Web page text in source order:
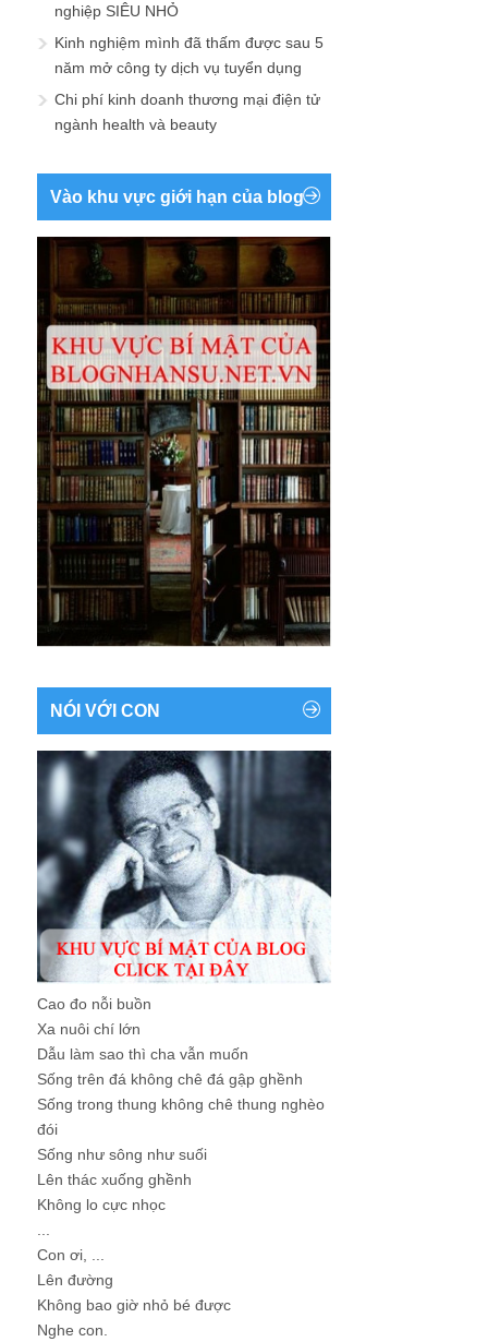
nghiệp SIÊU NHỎ
Kinh nghiệm mình đã thấm được sau 5
năm mở công ty dịch vụ tuyển dụng
Chi phí kinh doanh thương mại điện tử
ngành health và beauty
Vào khu vực giới hạn của blog
NÓI VỚI CON
Cao đo nỗi buồn
Xa nuôi chí lớn
Dẫu làm sao thì cha vẫn muốn
Sống trên đá không chê đá gập ghềnh
Sống trong thung không chê thung nghèo
đói
Sống như sông như suối
Lên thác xuống ghềnh
Không lo cực nhọc
Con ơi, ...
Lên đường
Không bao giờ nhỏ bé được
Nghe con.